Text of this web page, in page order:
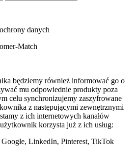
danych
Match
będziemy również informować go o
mu odpowiednie produkty poza
celu synchronizujemy zaszyfrowane
z następującymi zewnętrznymi
z ich internetowych kanałów
korzysta już z ich usług:
LinkedIn, Pinterest, TikTok